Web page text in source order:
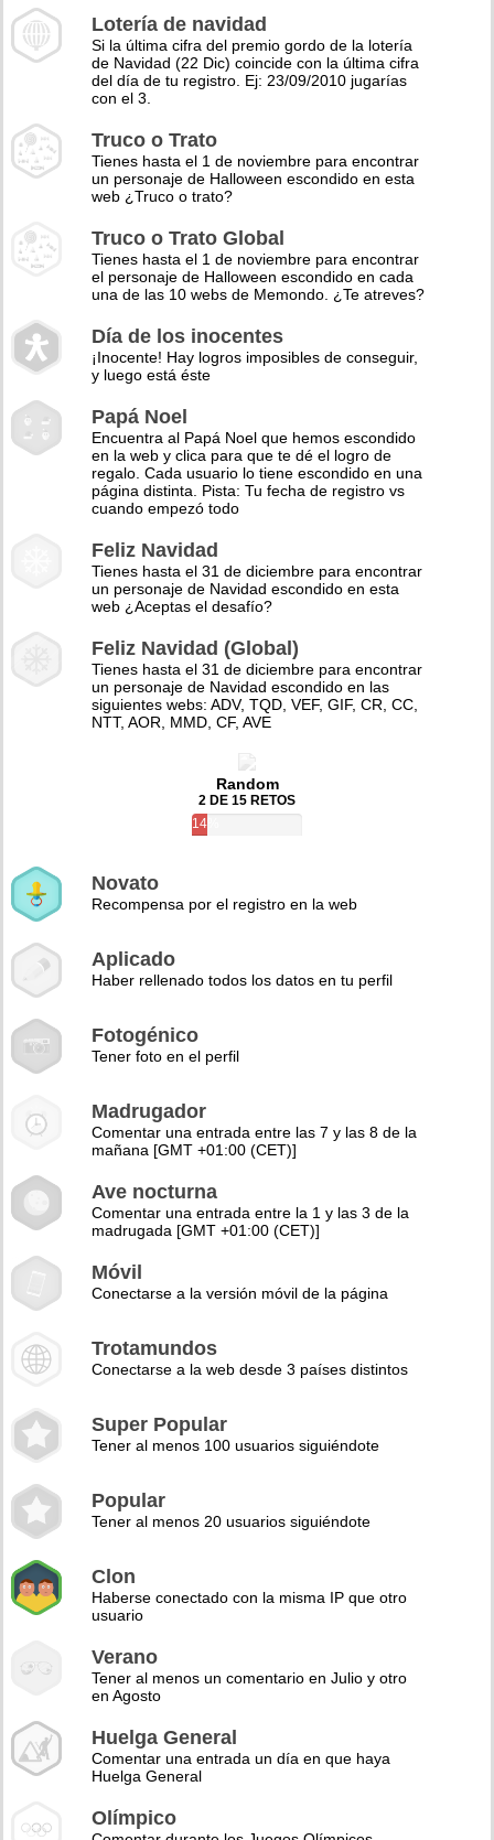
Lotería de navidad
Si la última cifra del premio gordo de la lotería
de Navidad (22 Dic) coincide con la última cifra
del día de tu registro. Ej: 23/09/2010 jugarías
con el 3.
Truco o Trato
Tienes hasta el 1 de noviembre para encontrar
un personaje de Halloween escondido en esta
web ¿Truco o trato?
Truco o Trato Global
Tienes hasta el 1 de noviembre para encontrar
el personaje de Halloween escondido en cada
una de las 10 webs de Memondo. ¿Te atreves?
Día de los inocentes
¡Inocente! Hay logros imposibles de conseguir,
y luego está éste
Papá Noel
Encuentra al Papá Noel que hemos escondido
en la web y clica para que te dé el logro de
regalo. Cada usuario lo tiene escondido en una
página distinta. Pista: Tu fecha de registro vs
cuando empezó todo
Feliz Navidad
Tienes hasta el 31 de diciembre para encontrar
un personaje de Navidad escondido en esta
web ¿Aceptas el desafío?
Feliz Navidad (Global)
Tienes hasta el 31 de diciembre para encontrar
un personaje de Navidad escondido en las
siguientes webs: ADV, TQD, VEF, GIF, CR, CC,
NTT, AOR, MMD, CF, AVE
Random
2 DE 15 RETOS
14%
Novato
Recompensa por el registro en la web
Aplicado
Haber rellenado todos los datos en tu perfil
Fotogénico
Tener foto en el perfil
Madrugador
Comentar una entrada entre las 7 y las 8 de la
mañana [GMT +01:00 (CET)]
Ave nocturna
Comentar una entrada entre la 1 y las 3 de la
madrugada [GMT +01:00 (CET)]
Móvil
Conectarse a la versión móvil de la página
Trotamundos
Conectarse a la web desde 3 países distintos
Super Popular
Tener al menos 100 usuarios siguiéndote
Popular
Tener al menos 20 usuarios siguiéndote
Clon
Haberse conectado con la misma IP que otro
usuario
Verano
Tener al menos un comentario en Julio y otro
en Agosto
Huelga General
Comentar una entrada un día en que haya
Huelga General
Olímpico